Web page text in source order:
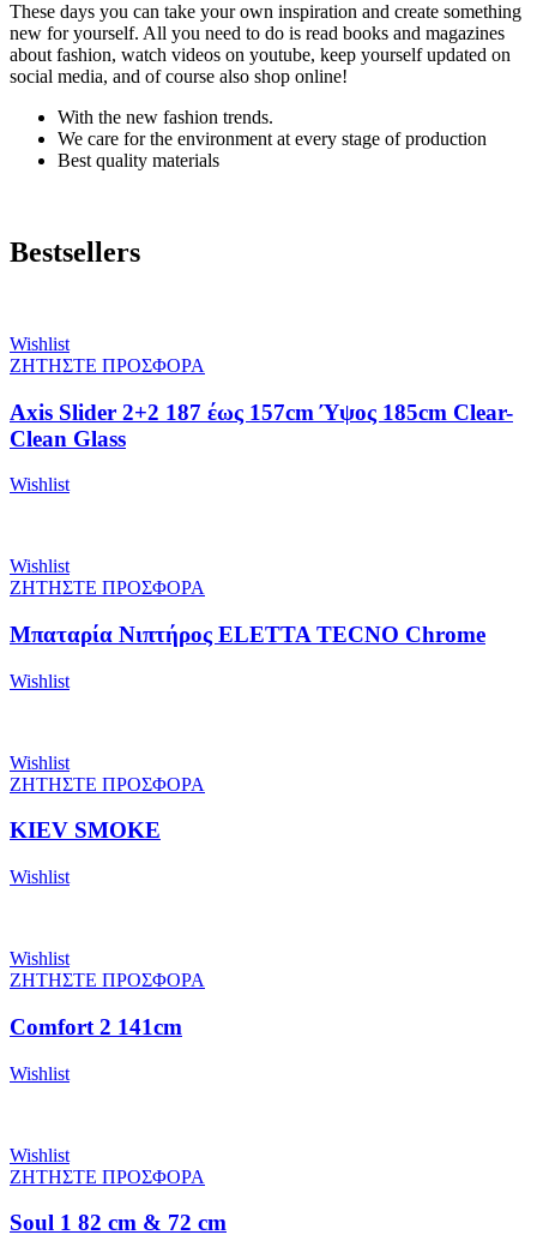
These days you can take your own inspiration and create something
new for yourself. All you need to do is read books and magazines
about fashion, watch videos on youtube, keep yourself updated on
social media, and of course also shop online!
With the new fashion trends.
We care for the environment at every stage of production
Best quality materials
Bestsellers
Wishlist
ΖΗΤΗΣΤΕ ΠΡΟΣΦΟΡΑ
Axis Slider 2+2 187 έως 157cm Ύψος 185cm Clear-
Clean Glass
Wishlist
Wishlist
ΖΗΤΗΣΤΕ ΠΡΟΣΦΟΡΑ
Μπαταρία Νιπτήρος ELETTA TECNO Chrome
Wishlist
Wishlist
ΖΗΤΗΣΤΕ ΠΡΟΣΦΟΡΑ
KIEV SMOKE
Wishlist
Wishlist
ΖΗΤΗΣΤΕ ΠΡΟΣΦΟΡΑ
Comfort 2 141cm
Wishlist
Wishlist
ΖΗΤΗΣΤΕ ΠΡΟΣΦΟΡΑ
Soul 1 82 cm & 72 cm